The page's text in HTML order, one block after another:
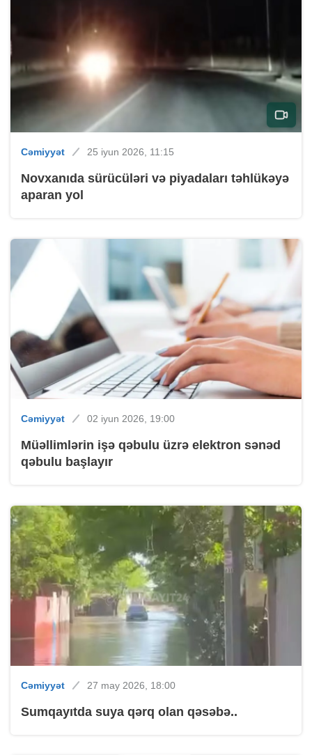
Cəmiyyət 25 iyun 2026, 11:15
Novxanıda sürücüləri və piyadaları təhlükəyə
aparan yol
Cəmiyyət 02 iyun 2026, 19:00
Müəllimlərin işə qəbulu üzrə elektron sənəd
qəbulu başlayır
Cəmiyyət 27 may 2026, 18:00
Sumqayıtda suya qərq olan qəsəbə..